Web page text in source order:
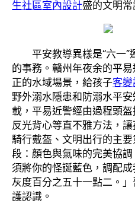
生社區室內設計盛的文明常
平安教導異樣是“六一”
的事務。贛州年夜余的平
正的水域場景，給孩子客
野外溺水隱患和防溺水平
載，平易近警經由過程頭
反光背心等直不雅方法，
騎行戴盔、文明出行的主
段：顏色與氣味的完美協
須將你的怪誕藍色，調配
灰度百分之五十一點二。
護認識。